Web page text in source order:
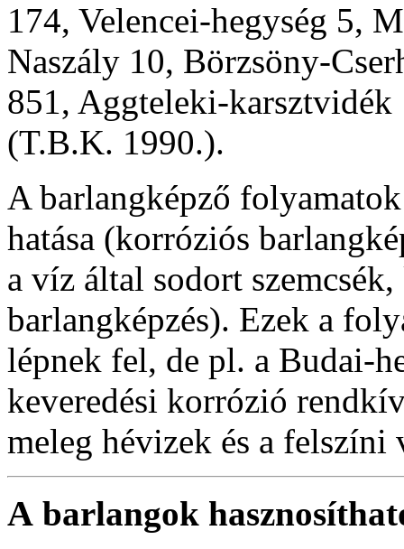
174, Velencei-hegység 5,
Naszály 10, Börzsöny-
851, Aggteleki-
(T.B.K. 1990.).
A barlangképző
hatása (korróziós
a víz által sodort
barlangképzés). Ezek a
lépnek fel, de pl. a Budai-
keveredési korrózió
meleg hévizek és a felszíni
A barlangok